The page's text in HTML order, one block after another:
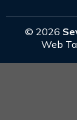
© 2026
Web